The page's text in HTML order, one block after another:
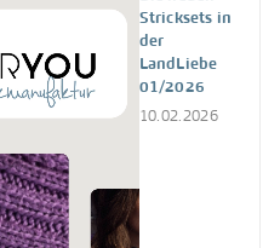
Stricksets in
der
LandLiebe
01/2026
10.02.2026